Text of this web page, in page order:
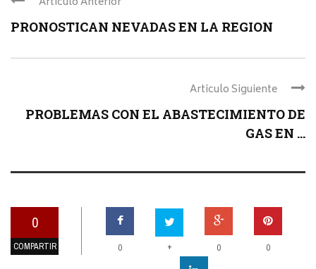
PRONOSTICAN NEVADAS EN LA REGION
Articulo Siguiente
PROBLEMAS CON EL ABASTECIMIENTO DE
GAS EN ...
0
COMPARTIR 0 + 0 0